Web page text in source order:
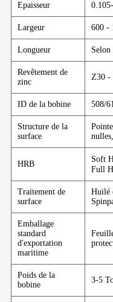
Epaisseur
Largeur 600 -
Longueur Selon
Revêtement de
zinc
Z30 -
ID de la bobine 508/
Structure de la
surface
HRB
Soft
Full
Traitement de
surface
Huilé
Emballage
standard
d'exportation
maritime
Poids de la
bobine
3-5